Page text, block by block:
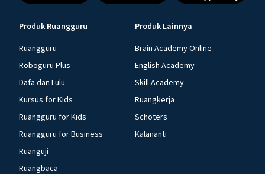
Produk Ruangguru
Ruangguru
Roboguru Plus
Dafa dan Lulu
Kursus for Kids
Ruangguru for Kids
Ruangguru for Business
Ruanguji
Ruangbaca
Produk Lainnya
Brain Academy Online
English Academy
Skill Academy
Ruangkerja
Schoters
Kalananti